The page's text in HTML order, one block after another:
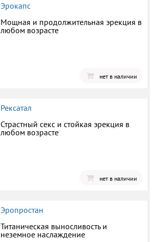
Эрокапс
Мощная и продолжительная эрекция в
любом возрасте
нет в наличии
Рексатал
Страстный секс и стойкая эрекция в
любом возрасте
нет в наличии
Эропростан
Титаническая выносливость и
неземное наслаждение